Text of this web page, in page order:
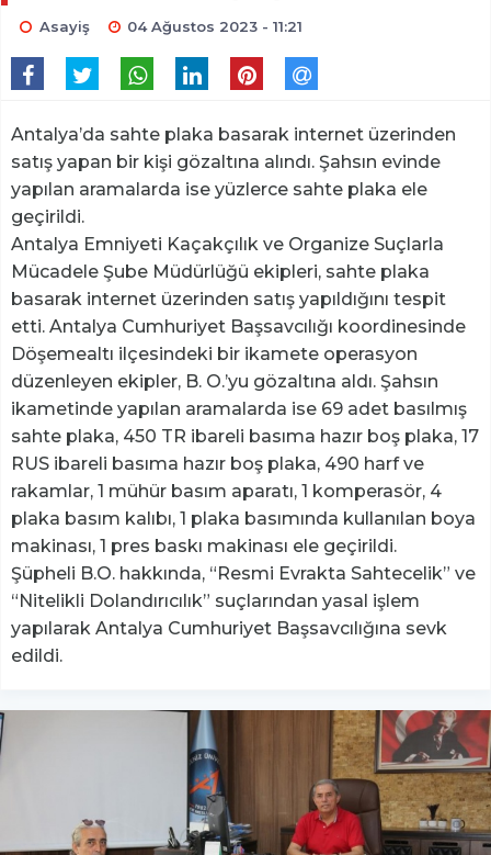
Asayiş 04 Ağustos 2023 - 11:21
Antalya’da sahte plaka basarak internet üzerinden
satış yapan bir kişi gözaltına alındı. Şahsın evinde
yapılan aramalarda ise yüzlerce sahte plaka ele
geçirildi.
Antalya Emniyeti Kaçakçılık ve Organize Suçlarla
Mücadele Şube Müdürlüğü ekipleri, sahte plaka
basarak internet üzerinden satış yapıldığını tespit
etti. Antalya Cumhuriyet Başsavcılığı koordinesinde
Döşemealtı ilçesindeki bir ikamete operasyon
düzenleyen ekipler, B. O.’yu gözaltına aldı. Şahsın
ikametinde yapılan aramalarda ise 69 adet basılmış
sahte plaka, 450 TR ibareli basıma hazır boş plaka, 17
RUS ibareli basıma hazır boş plaka, 490 harf ve
rakamlar, 1 mühür basım aparatı, 1 komperasör, 4
plaka basım kalıbı, 1 plaka basımında kullanılan boya
makinası, 1 pres baskı makinası ele geçirildi.
Şüpheli B.O. hakkında, “Resmi Evrakta Sahtecelik” ve
“Nitelikli Dolandırıcılık” suçlarından yasal işlem
yapılarak Antalya Cumhuriyet Başsavcılığına sevk
edildi.